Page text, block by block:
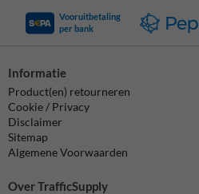
Vooruitbetaling
per bank
Informatie
Product(en) retourneren
Cookie / Privacy
Disclaimer
Sitemap
Algemene Voorwaarden
Over TrafficSupply